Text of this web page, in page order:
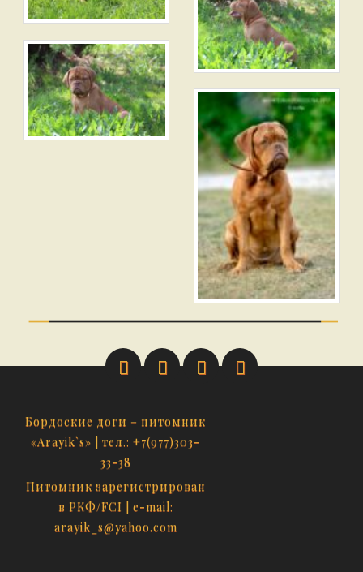
Бордоские доги – питомник
«Arayik`s» | тел.: +7(977)303-
33-38
Питомник зарегистрирован
в РКФ/FCI | e-mail:
arayik_s@yahoo.com